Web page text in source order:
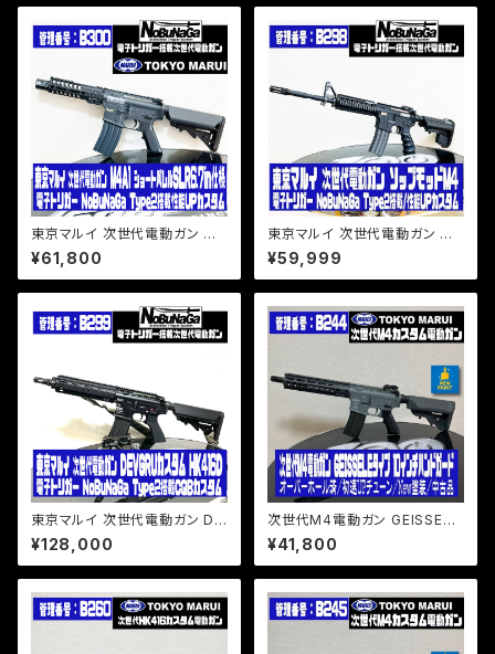
東京マルイ 次世代電動ガン M4
A1 ショートバレルSLR6.7in仕
様 電子トリガー NoBuNaGa T
ype2搭載性能UPカスタム
¥61,800
東京マルイ 次世代電動ガン ソッ
プモッドM4/電子トリガー NoB
uNaGa Type2搭載/性能UPカ
スタム
¥59,999
東京マルイ 次世代電動ガン DE
VGRUカスタム HK416D 電子
トリガー NoBuNaGa Type2搭
載CQBカスタム
¥128,000
次世代M4電動ガン GEISSELE
タイプ10インチ ハンドガード/初
速UPチューン/オーバーホール
済
¥41,800